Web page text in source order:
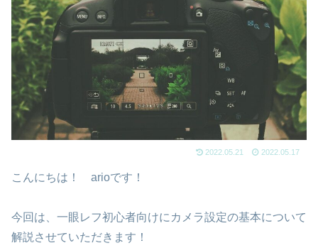
2022.05.21 2022.05.17
こんにちは！ arioです！
今回は、一眼レフ初心者向けにカメラ設定の基本について
解説させていただきます！